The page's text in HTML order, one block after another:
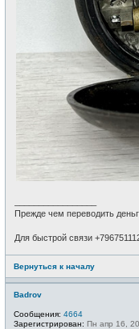
Прежде чем переводить
Для быстрой связи
Вернуться к началу
Badrov
Сообщения: 4664
Зарегистрирован: Пн апр 16,